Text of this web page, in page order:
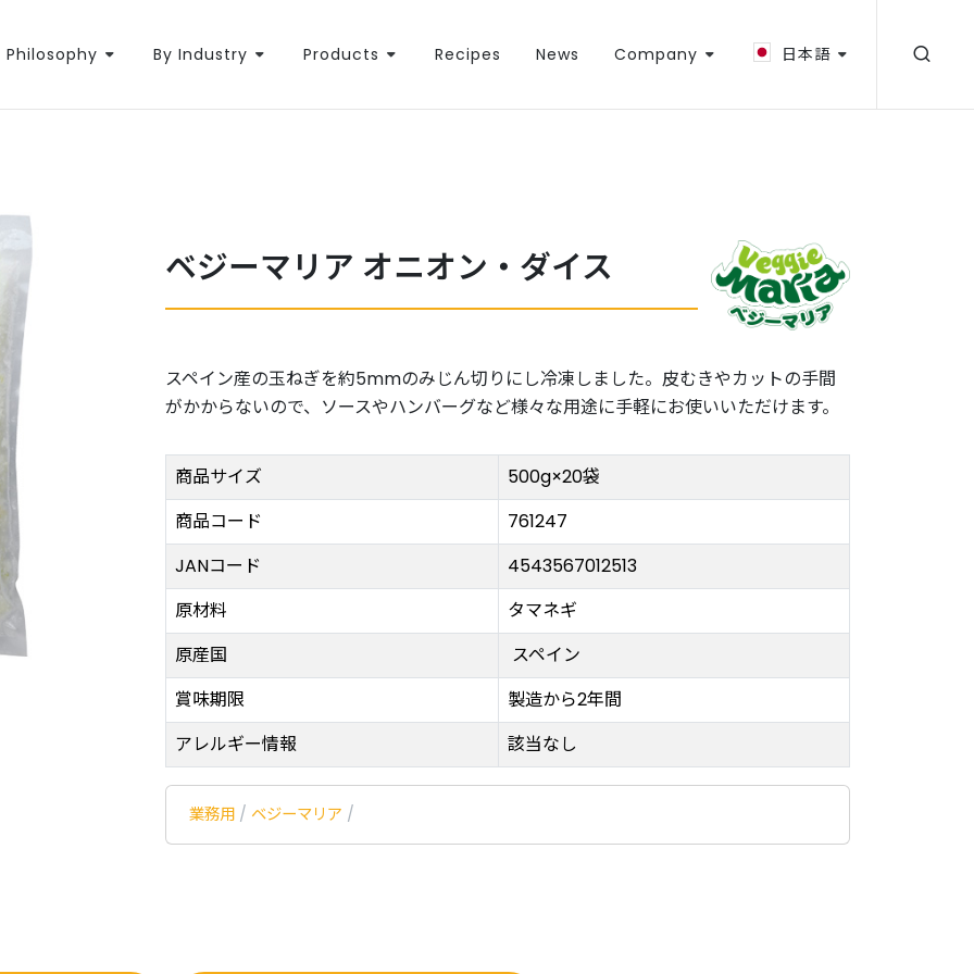
Philosophy By Industry Products Recipes News Company 日本語
ベジーマリア オニオン・ダイス
スペイン産の玉ねぎを約5mmのみじん切りにし冷凍しました。皮むきやカットの手間
がかからないので、ソースやハンバーグなど様々な用途に手軽にお使いいただけます。
商品サイズ
500g×20袋
商品コード
761247
JANコード
4543567012513
原材料
タマネギ
原産国
スペイン
賞味期限
製造から2年間
アレルギー情報
該当なし
業務用/ ベジーマリア /